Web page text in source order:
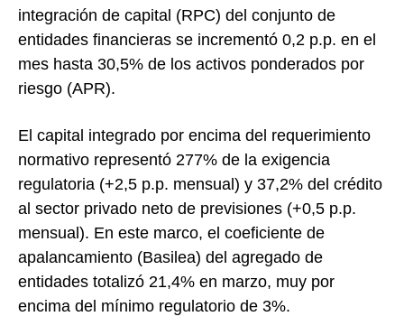
integración de capital (RPC) del conjunto de
entidades financieras se incrementó 0,2 p.p. en el
mes hasta 30,5% de los activos ponderados por
riesgo (APR).
El capital integrado por encima del requerimiento
normativo representó 277% de la exigencia
regulatoria (+2,5 p.p. mensual) y 37,2% del crédito
al sector privado neto de previsiones (+0,5 p.p.
mensual). En este marco, el coeficiente de
apalancamiento (Basilea) del agregado de
entidades totalizó 21,4% en marzo, muy por
encima del mínimo regulatorio de 3%.